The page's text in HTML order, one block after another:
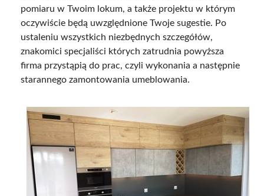
pomiaru w Twoim lokum, a także projektu w którym
oczywiście będą uwzględnione Twoje sugestie. Po
ustaleniu wszystkich niezbędnych szczegółów,
znakomici specjaliści których zatrudnia powyższa
firma przystąpią do prac, czyli wykonania a następnie
starannego zamontowania umeblowania.